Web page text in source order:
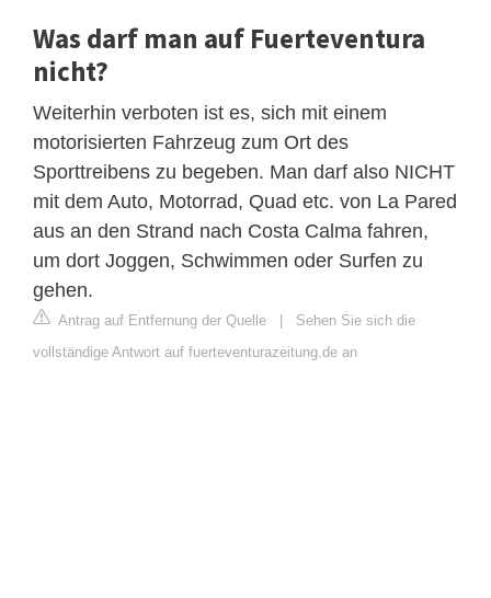
Was darf man auf Fuerteventura
nicht?
Weiterhin verboten ist es, sich mit einem
motorisierten Fahrzeug zum Ort des
Sporttreibens zu begeben. Man darf also NICHT
mit dem Auto, Motorrad, Quad etc. von La Pared
aus an den Strand nach Costa Calma fahren,
um dort Joggen, Schwimmen oder Surfen zu
gehen.
Antrag auf Entfernung der Quelle | Sehen Sie sich die
vollständige Antwort auf fuerteventurazeitung.de an